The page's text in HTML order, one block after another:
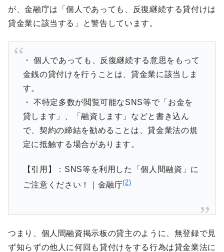
が、金融庁は「個人であっても、反復継続する貸付けは
貸金業に該当する」と警告しています。
・ 個人であっても、反復継続する意思をもって
金銭の貸付けを行うことは、貸金業に該当しま
す。
・ 不特定多数が閲覧可能なSNS等で「お金を
貸します」、「融資します」などと書き込ん
で、契約の締結を勧めることは、貸金業法の規
定に抵触する場合があります。
【引用】：SNS等を利用した「個人間融資」に
ご注意ください！｜金融庁(2)
つまり、個人間融資掲示板の貸主のように、無登録で見
ず知らずの他人に何回も貸付けをする行為は貸金業法に